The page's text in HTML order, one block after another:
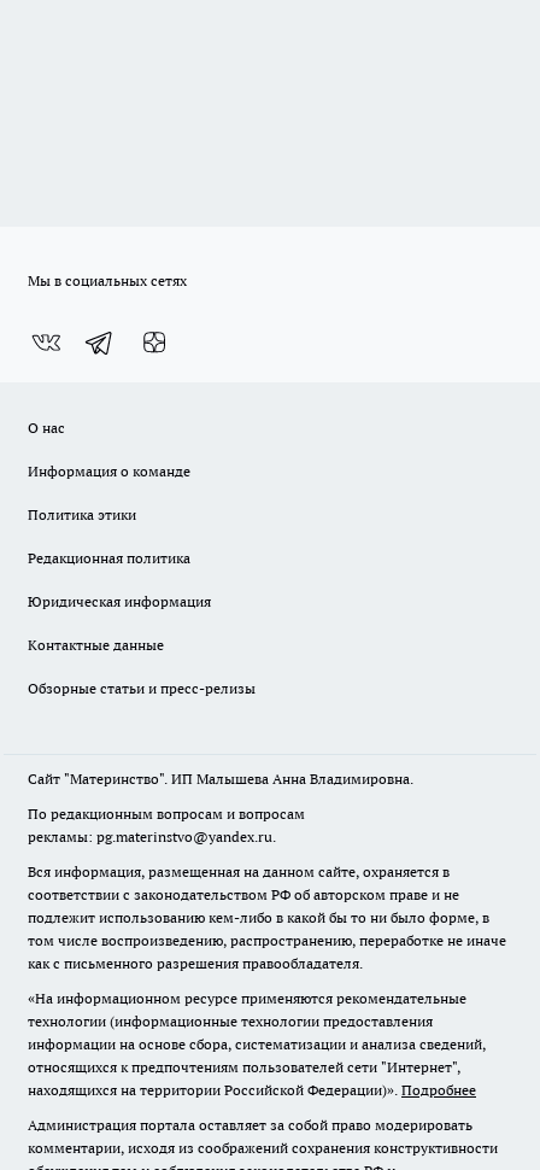
Мы в социальных сетях
О нас
Информация о команде
Политика этики
Редакционная политика
Юридическая информация
Контактные данные
Обзорные статьи и пресс-релизы
Сайт "Материнство". ИП Малышева Анна Владимировна.
По редакционным вопросам и вопросам
рекламы: pg.materinstvo@yandex.ru.
Вся информация, размещенная на данном сайте, охраняется в
соответствии с законодательством РФ об авторском праве и не
подлежит использованию кем-либо в какой бы то ни было форме, в
том числе воспроизведению, распространению, переработке не иначе
как с письменного разрешения правообладателя.
«На информационном ресурсе применяются рекомендательные
технологии (информационные технологии предоставления
информации на основе сбора, систематизации и анализа сведений,
относящихся к предпочтениям пользователей сети "Интернет",
находящихся на территории Российской Федерации)». Подробнее
Администрация портала оставляет за собой право модерировать
комментарии, исходя из соображений сохранения конструктивности